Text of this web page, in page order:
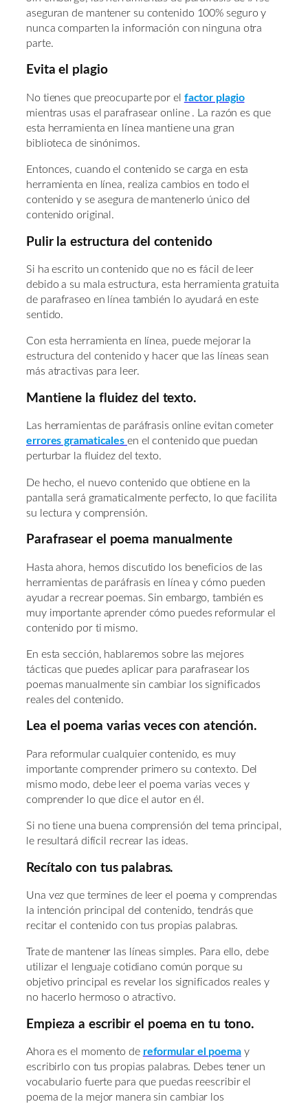
aseguran de mantener su contenido 100% seguro y
nunca comparten la información con ninguna otra
parte.
Evita el plagio
No tienes que preocuparte por el factor plagio
mientras usas el parafrasear online . La razón es que
esta herramienta en línea mantiene una gran
biblioteca de sinónimos.
Entonces, cuando el contenido se carga en esta
herramienta en línea, realiza cambios en todo el
contenido y se asegura de mantenerlo único del
contenido original.
Pulir la estructura del contenido
Si ha escrito un contenido que no es fácil de leer
debido a su mala estructura, esta herramienta gratuita
de parafraseo en línea también lo ayudará en este
sentido.
Con esta herramienta en línea, puede mejorar la
estructura del contenido y hacer que las líneas sean
más atractivas para leer.
Mantiene la fluidez del texto.
Las herramientas de paráfrasis online evitan cometer
errores gramaticales en el contenido que puedan
perturbar la fluidez del texto.
De hecho, el nuevo contenido que obtiene en la
pantalla será gramaticalmente perfecto, lo que facilita
su lectura y comprensión.
Parafrasear el poema manualmente
Hasta ahora, hemos discutido los beneficios de las
herramientas de paráfrasis en línea y cómo pueden
ayudar a recrear poemas. Sin embargo, también es
muy importante aprender cómo puedes reformular el
contenido por ti mismo.
En esta sección, hablaremos sobre las mejores
tácticas que puedes aplicar para parafrasear los
poemas manualmente sin cambiar los significados
reales del contenido.
Lea el poema varias veces con atención.
Para reformular cualquier contenido, es muy
importante comprender primero su contexto. Del
mismo modo, debe leer el poema varias veces y
comprender lo que dice el autor en él.
Si no tiene una buena comprensión del tema principal,
le resultará difícil recrear las ideas.
Recítalo con tus palabras.
Una vez que termines de leer el poema y comprendas
la intención principal del contenido, tendrás que
recitar el contenido con tus propias palabras.
Trate de mantener las líneas simples. Para ello, debe
utilizar el lenguaje cotidiano común porque su
objetivo principal es revelar los significados reales y
no hacerlo hermoso o atractivo.
Empieza a escribir el poema en tu tono.
Ahora es el momento de reformular el poemay
escribirlo con tus propias palabras. Debes tener un
vocabulario fuerte para que puedas reescribir el
poema de la mejor manera sin cambiar los